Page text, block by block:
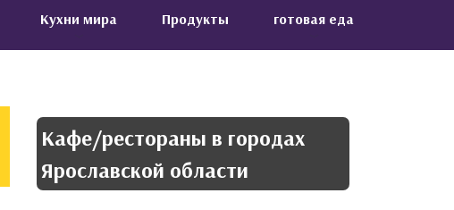
Кухни мира Продукты готовая еда
Кафе/рестораны в городах
Ярославской области